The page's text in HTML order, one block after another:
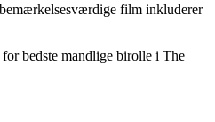
bemærkelsesværdige film inkluderer
bedste mandlige birolle i The